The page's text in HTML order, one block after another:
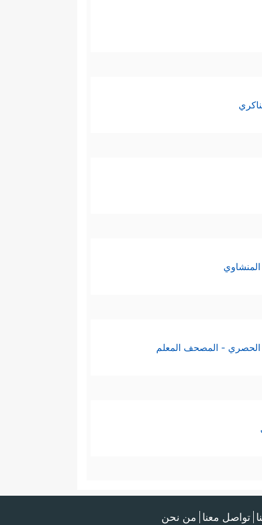
الحصري - المصحف المعلم
تواصل معنا من نحن